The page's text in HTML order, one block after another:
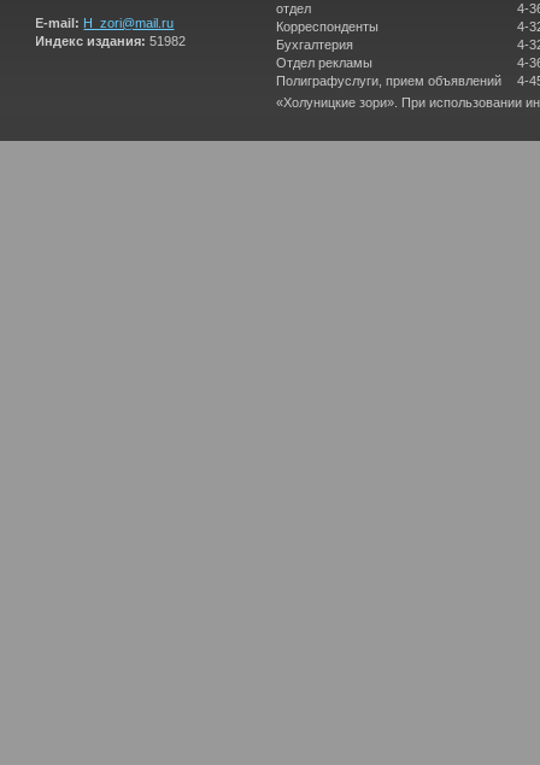
E-mail: H_zori@mail.ru
Индекс издания: 51982
отдел
Корреспонденты
Бухгалтерия
Отдел рекламы
Полиграфуслуги, прием объявлений
4-
4-
4-
4-
4-
«Холуницкие зори». При использовании